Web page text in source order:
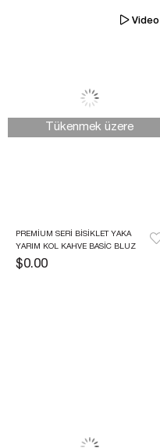
PREMIUM SERI BISIKLET YAKA
YARIM KOL KAHVE BASIC BLUZ
$0.00
Tükenmek üzere
Video